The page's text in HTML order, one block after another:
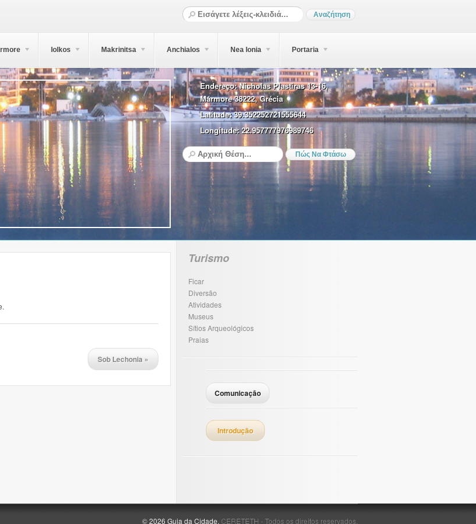
Iolkos Makrinitsa Anchialos Nea Ionia Portaria
Endereço:Nicholas Plastiras 13-16,
Mármore 38222, Grécia
Latitude:39.352252721555644
Longitude:22.957777976989746
Sob Lechonia »
Turismo
Ficar
Diversão
Atividades
Museus
Sítios Arqueológicos
Praias
Comunicação
Introdução
© 2026 Guia da Cidade. CERETETH - Todos os direitos reservados.